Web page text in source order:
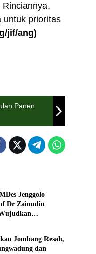
untuk prioritas
/jif/ang)
Panen
Jenggolo
Dr Zainudin
Jombang Resah,
dan